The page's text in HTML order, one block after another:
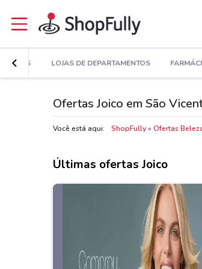
LOJAS DE DEPARTAMENTOS
Ofertas Joico em São
Você está aqui: ShopFully Ofertas
Últimas ofertas Joico